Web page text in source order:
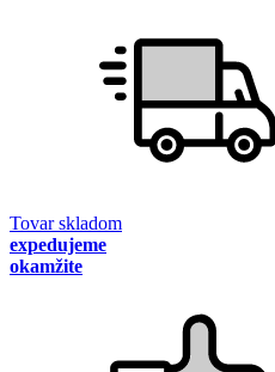
Tovar skladom
expedujeme
okamžite